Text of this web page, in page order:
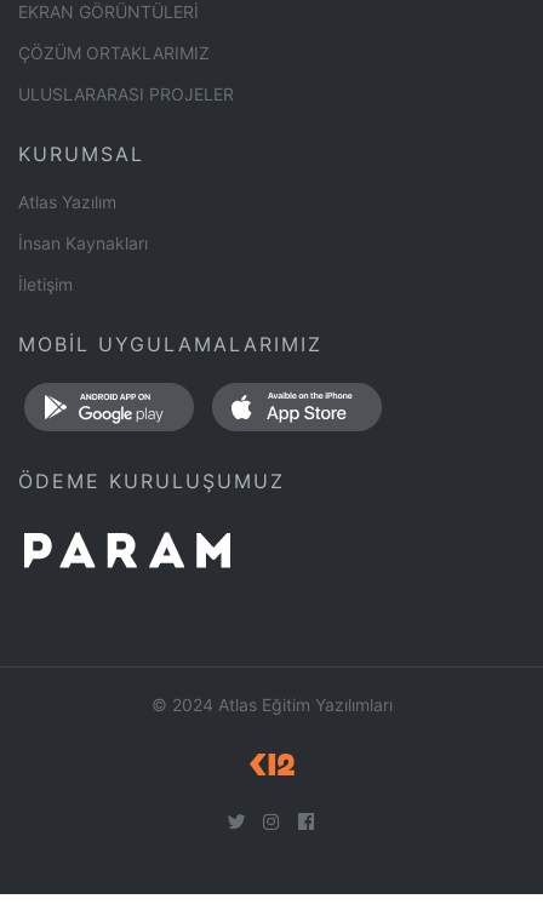
EKRAN GÖRÜNTÜLERİ
ÇÖZÜM ORTAKLARIMIZ
ULUSLARARASI PROJELER
KURUMSAL
Atlas Yazılım
İnsan Kaynakları
İletişim
MOBİL UYGULAMALARIMIZ
ÖDEME KURULUŞUMUZ
© 2024 Atlas Eğitim Yazılımları